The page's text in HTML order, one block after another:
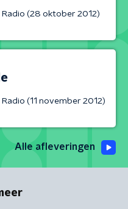
Radio (28 oktober 2012)
(11 november 2012)
Alle afleveringen